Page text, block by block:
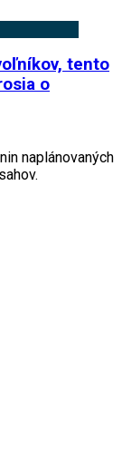
tento
o
naplánovaných